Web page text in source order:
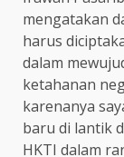
mengatakan
harus
dalam
ketahanan
karenanya
baru di lantik
HKTI dalam